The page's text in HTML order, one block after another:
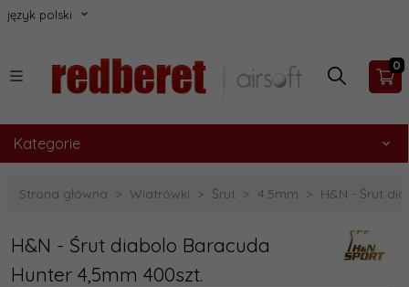
język polski
0
Kategorie
Strona główna Wiatrówki Śrut 4.5mm H&N - Śrut
H&N - Śrut diabolo Baracuda
Hunter 4,5mm 400szt.